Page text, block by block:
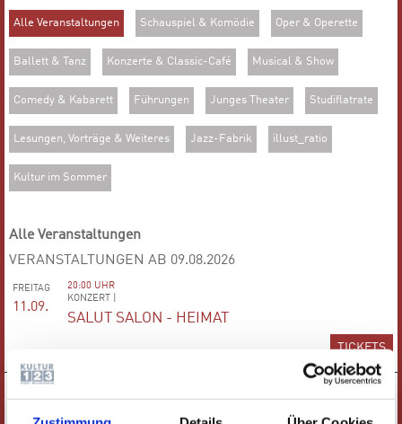
Alle Veranstaltungen Schauspiel & Komödie Oper & Operette
Ballett & Tanz Konzerte & Classic-Café Musical & Show
Comedy & Kabarett Führungen Junges Theater Studiflatrate
Lesungen, Vorträge & Weiteres Jazz-Fabrik illust_ratio
Kultur im Sommer
Alle Veranstaltungen
VERANSTALTUNGEN AB 09.08.2026
FREITAG
11.09.
20:00 UHR
KONZERT |
SALUT SALON - HEIMAT
TICKETS
MUSICAL |